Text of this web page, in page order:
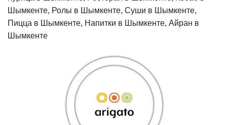
Шымкенте, Ролы в Шымкенте, Суши в Шымкенте,
Пицца в Шымкенте, Напитки в Шымкенте, Айран в
Шымкенте